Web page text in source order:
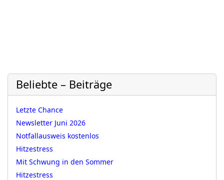
Beliebte – Beiträge
Letzte Chance
Newsletter Juni 2026
Notfallausweis kostenlos
Hitzestress
Mit Schwung in den Sommer
Hitzestress